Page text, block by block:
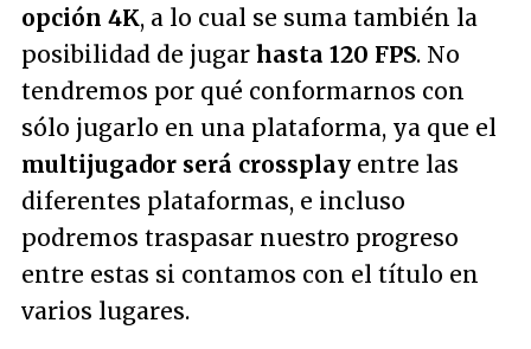
opción 4K, a lo cual se suma también la
posibilidad de jugar hasta 120 FPS. No
tendremos por qué conformarnos con
sólo jugarlo en una plataforma, ya que el
multijugador será crossplay entre las
diferentes plataformas, e incluso
podremos traspasar nuestro progreso
entre estas si contamos con el título en
varios lugares.